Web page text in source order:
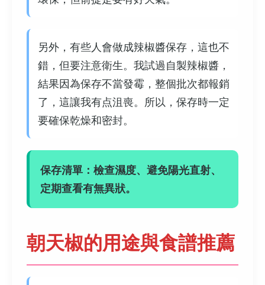
另外，有些人會做成辣椒醬保存，這也不
錯，但要注意衛生。我試過自製辣椒醬，
結果因為保存不當發霉，整個批次都報銷
了，這讓我有点沮喪。所以，保存時一定
要確保乾燥和密封。
保存清單：檢查濕度、避免陽光直射、
定期查看有無異狀。
朝天椒的用途與食譜推薦